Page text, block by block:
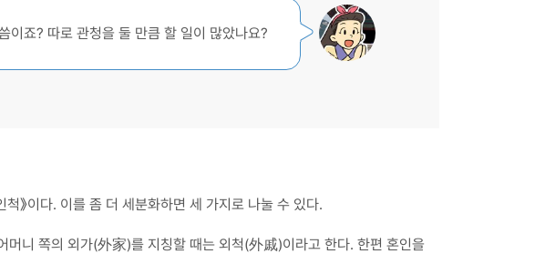
이죠? 따로 관청을 둘 만큼 할 일이 많았나요?
》이다. 이를 좀 더 세분화하면 세 가지로 나눌 수 있다.
니 쪽의 외가(外家)를 지칭할 때는 외척(外戚)이라고 한다. 한편 혼인을